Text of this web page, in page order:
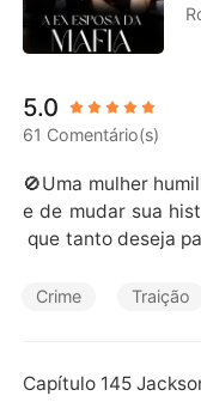
Sair
Baixar App
Contos
Bilionários
Contos Curtos
5.0
61 Comentário(s)
🚫Uma mulher
e de mudar sua
que tanto deseja
heio de traumas e
Crime Traição
Capítulo 145